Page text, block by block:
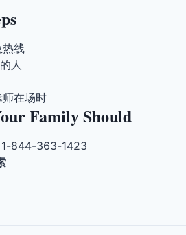
线
人
在场时
Family Should
844-363-1423